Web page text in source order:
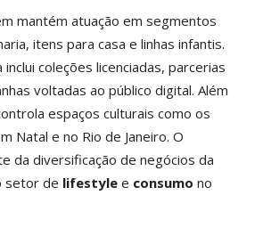
mantém atuação em segmentos
itens para casa e linhas infantis.
coleções licenciadas, parcerias
voltadas ao público digital. Além
espaços culturais como os
Natal e no Rio de Janeiro. O
da diversificação de negócios da
setor de lifestyle e consumo no